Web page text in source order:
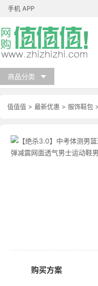
手机 APP
商品分类
值值值 > 最新优惠 > 服饰鞋包
购买方案